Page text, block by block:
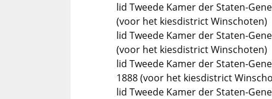
lid Tweede Kamer der Staten-
(voor het kiesdistrict Winschoten)
lid Tweede Kamer der Staten-
(voor het kiesdistrict Winschoten)
lid Tweede Kamer der Staten-
1888 (voor het kiesdistrict
lid Tweede Kamer der Staten-